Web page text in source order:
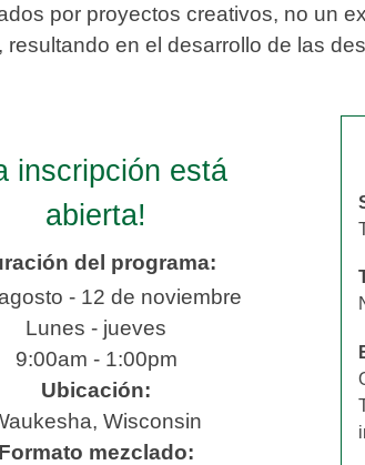
por proyectos creativos, no un
resultando en el desarrollo de las
inscripción está
abierta!
del programa:
- 12 de noviembre
Lunes - jueves
9:00am - 1:00pm
Ubicación:
Wisconsin
Formato mezclado: